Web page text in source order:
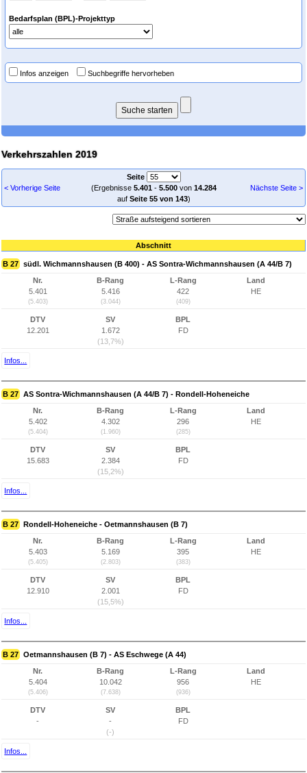
Bedarfsplan (BPL)-Projekttyp
Infos anzeigen Suchbegriffe hervorheben
Verkehrszahlen 2019
< Vorherige Seite
Seite
(Ergebnisse 5.401- 5.500von 14.284
auf Seite 55 von 143)
Nächste Seite >
Abschnitt
B 27 südl. Wichmannshausen (B 400) - AS Sontra-Wichmannshausen (A 44/B 7)
Nr.
5.401
(5.403)
B-Rang
5.416
(3.044)
L-Rang
422
(409)
Land
HE
DTV
12.201
SV
1.672
(13,7%)
BPL
FD
Infos...
B 27 AS Sontra-Wichmannshausen (A 44/B 7) - Rondell-Hoheneiche
Nr.
5.402
(5.404)
B-Rang
4.302
(1.960)
L-Rang
296
(285)
Land
HE
DTV
15.683
SV
2.384
(15,2%)
BPL
FD
Infos...
B 27 Rondell-Hoheneiche - Oetmannshausen (B 7)
Nr.
5.403
(5.405)
B-Rang
5.169
(2.803)
L-Rang
395
(383)
Land
HE
DTV
12.910
SV
2.001
(15,5%)
BPL
FD
Infos...
B 27 Oetmannshausen (B 7) - AS Eschwege (A 44)
Nr.
5.404
(5.406)
B-Rang
10.042
(7.638)
L-Rang
956
(936)
Land
HE
DTV
-
SV
-
(-)
BPL
FD
Infos...